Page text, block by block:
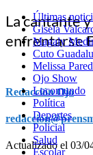
Últimas
Gisela
Magaly
Cuto
Melissa
Ojo Show
Locomundo
Política
Deportes
Policial
Salud
Escolar
La cantante
enfrentarse
Redacción Ojo
Actualizado el 03/